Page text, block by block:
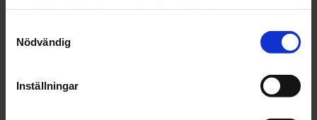
Nödvändig
Inställningar
maj (1)
mars (4)